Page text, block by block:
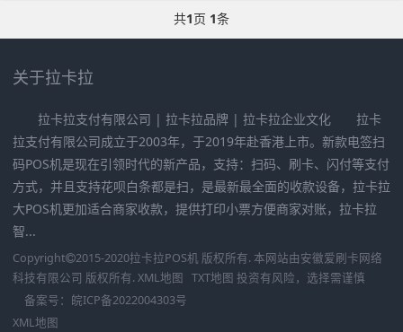
共1页 1条
关于拉卡拉
拉卡拉支付有限公司 | 拉卡拉品牌 | 拉卡拉企业文化 拉卡
拉支付有限公司成立于2003年，于2019年赴香港上市。新款电签扫
码POS机是现在引领时代的新产品，支持：扫码、刷卡、闪付等支付
方式，并且支持花呗白条都是扫，是最新最全面的收款设备，拉卡拉
大POS机更加适合商家收款，提供打印小票方便商家对账，拉卡拉
智...
Copyright 2015-2020拉卡拉POS机 版权所有. 本网站由安徽爱刷卡网络
科技有限公司 版权所有. XML地图 TXT地图 投资有风险，选择需谨慎
备案号： 皖ICP备2022004303号
XML地图